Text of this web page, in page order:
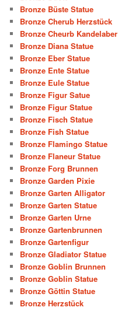
Bronze Büste Statue
Bronze Cherub Herzstück
Bronze Cheurb Kandelaber
Bronze Diana Statue
Bronze Eber Statue
Bronze Ente Statue
Bronze Eule Statue
Bronze Figur Satue
Bronze Figur Statue
Bronze Fisch Statue
Bronze Fish Statue
Bronze Flamingo Statue
Bronze Flaneur Statue
Bronze Forg Brunnen
Bronze Garden Pixie
Bronze Garten Alligator
Bronze Garten Statue
Bronze Garten Urne
Bronze Gartenbrunnen
Bronze Gartenfigur
Bronze Gladiator Statue
Bronze Goblin Brunnen
Bronze Goblin Statue
Bronze Göttin Statue
Bronze Herzstück